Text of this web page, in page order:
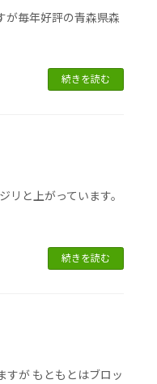
毎年好評の青森県森
続きを読む
リと上がっています。
続きを読む
すが もともとはブロッ